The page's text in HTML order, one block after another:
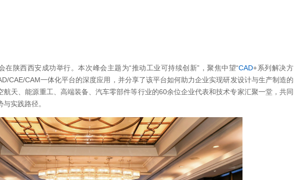
在陕西西安成功举行。本次峰会主题为“推动工业可持续创新”，聚焦中望“CAD+系列解决方
CAE/CAM一体化平台的深度应用，并分享了该平台如何助力企业实现研发设计与生产制造的
天、能源重工、高端装备、汽车零部件等行业的60余位企业代表和技术专家汇聚一堂，共同
实践路径。